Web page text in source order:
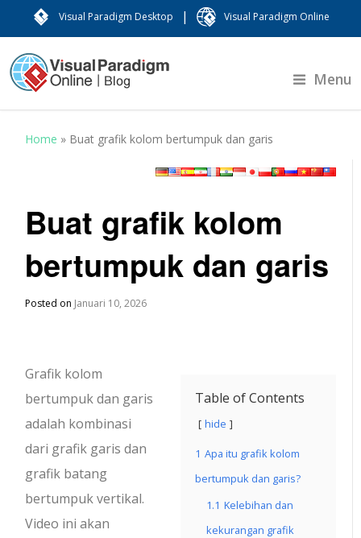
Visual Paradigm Desktop | Visual Paradigm Online
Menu
Home » Buat grafik kolom bertumpuk dan garis
Buat grafik kolom
bertumpuk dan garis
Posted on Januari 10, 2026
Table of Contents
hide
1 Apa itu grafik kolom
bertumpuk dan garis?
1.1 Kelebihan dan
kekurangan grafik
Grafik kolom
bertumpuk dan garis
adalah kombinasi
dari grafik garis dan
grafik batang
bertumpuk vertikal.
Video ini akan